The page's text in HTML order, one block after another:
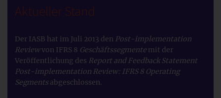
Aktueller Stand
Der IASB hat im Juli 2013 den Post-implementation
Reviewvon IFRS 8 Geschäftssegmente mit der
Veröffentlichung des Report and Feedback Statement
Post-implementation Review: IFRS 8 Operating
Segmentsabgeschlossen.